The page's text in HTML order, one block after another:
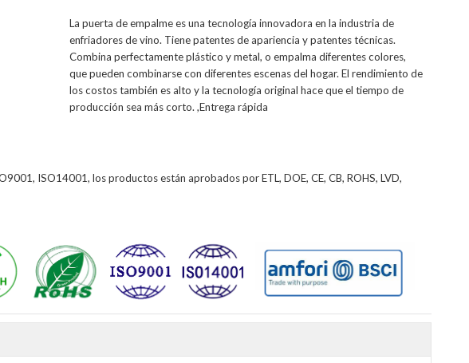
La puerta de empalme es una tecnología innovadora en la industria de
enfriadores de vino. Tiene patentes de apariencia y patentes técnicas.
Combina perfectamente plástico y metal, o empalma diferentes colores,
que pueden combinarse con diferentes escenas del hogar. El rendimiento de
los costos también es alto y la tecnología original hace que el tiempo de
producción sea más corto. ,Entrega rápida
ISO14001, los productos están aprobados por ETL, DOE, CE, CB, ROHS, LVD,